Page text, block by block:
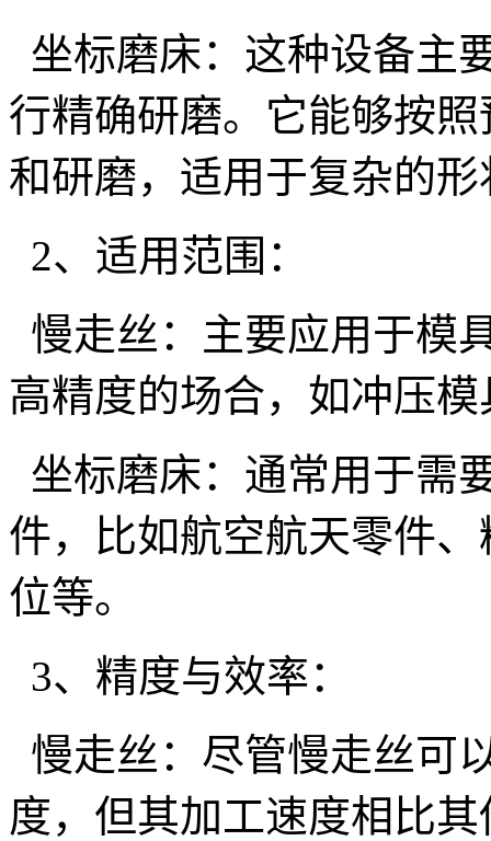
坐标磨床：这种设备主
行精确研磨。它能够按
和研磨，适用于复杂的
2、适用范围：
慢走丝：主要应用于模
高精度的场合，如冲压
坐标磨床：通常用于需
件，比如航空航天零件
位等。
3、精度与效率：
慢走丝：尽管慢走丝可
度，但其加工速度相比